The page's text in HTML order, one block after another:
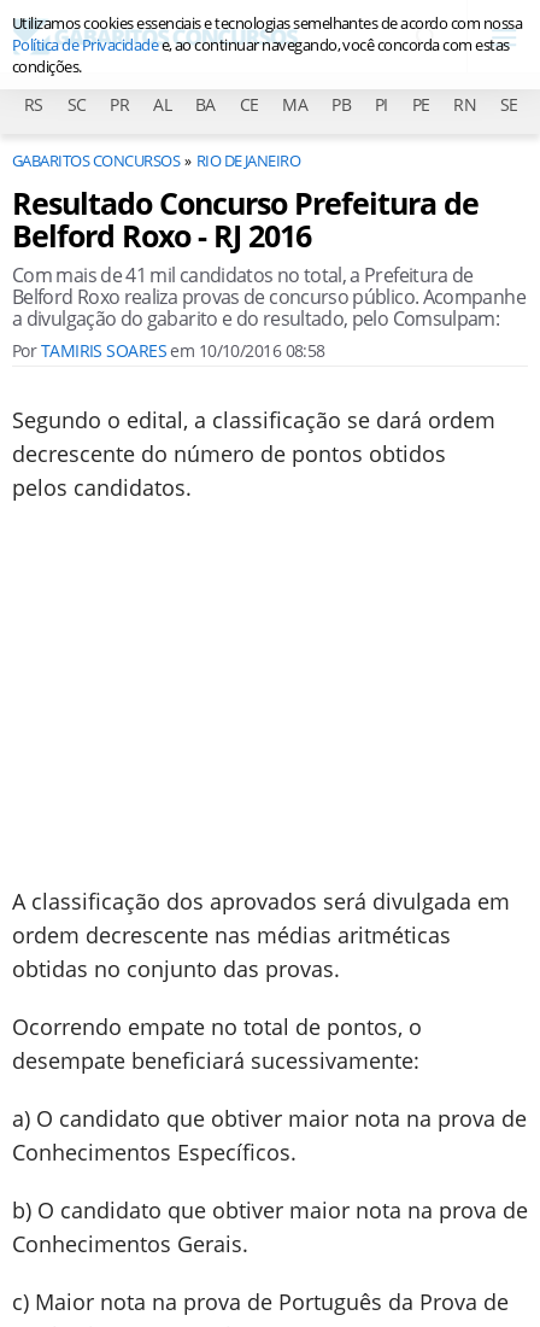
RS SC PR AL BA CE MA PB PI PE RN SE
GABARITOS CONCURSOS RIO DE JANEIRO
Resultado Concurso Prefeitura de
Belford Roxo - RJ 2016
Com mais de 41 mil candidatos no total, a Prefeitura de
Belford Roxo realiza provas de concurso público. Acompanhe
a divulgação do gabarito e do resultado, pelo Comsulpam:
PorTAMIRIS SOARESem 10/10/2016 08:58
Segundo o edital, a classificação se dará ordem
decrescente do número de pontos obtidos
pelos candidatos.
A classificação dos aprovados será divulgada em
ordem decrescente nas médias aritméticas
obtidas no conjunto das provas.
Ocorrendo empate no total de pontos, o
desempate beneficiará sucessivamente:
a) O candidato que obtiver maior nota na prova de
Conhecimentos Específicos.
b) O candidato que obtiver maior nota na prova de
Conhecimentos Gerais.
c) Maior nota na prova de Português da Prova de
Utilizamos cookies essenciais e tecnologias semelhantes de acordo com nossa
Política de Privacidadee, ao continuar navegando, você concorda com estas
condições.